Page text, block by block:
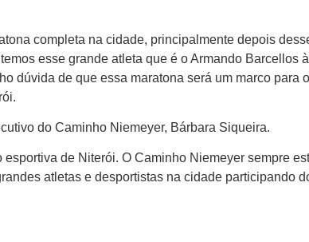
completa na cidade, principalmente depois
esse grande atleta que é o Armando Barcellos
dúvida de que essa maratona será um marco para
do Caminho Niemeyer, Bárbara Siqueira.
de Niterói. O Caminho Niemeyer sempre
atletas e desportistas na cidade participando